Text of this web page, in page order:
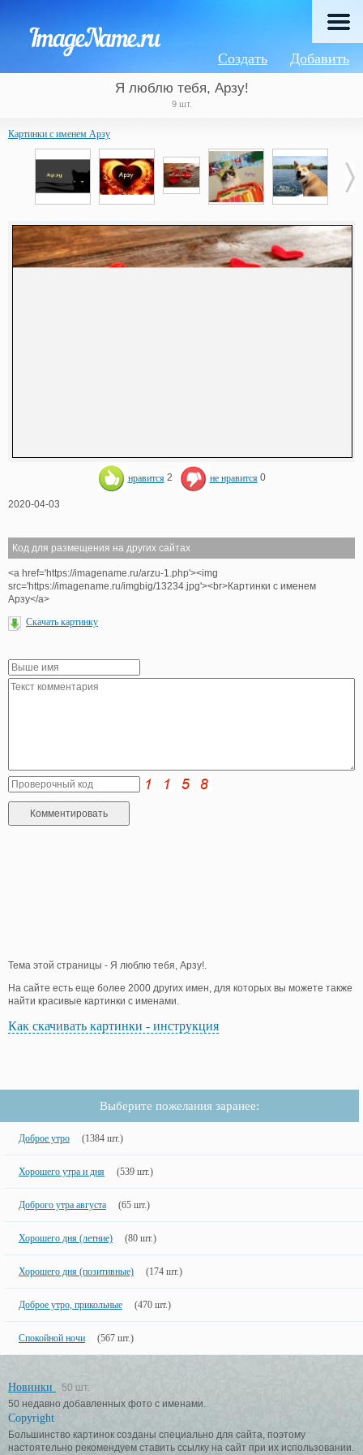
Добавить
Создать
Я люблю тебя, Арзу!
9 шт.
Картинки с именем Арзу
нравится 2 не нравится 0
2020-04-03
Код для размещения на других сайтах
<a href='https://imagename.ru/arzu-1.php'><img
src='https://imagename.ru/imgbig/13234.jpg'><br>Картинки с именем
Арзу</a>
Скачать картинку
Тема этой страницы - Я люблю тебя, Арзу!.
На сайте есть еще более 2000 других имен, для которых вы можете также
найти красивые картинки с именами.
Как скачивать картинки - инструкция
Выберите пожелания заранее:
Доброе утро (1384 шт.)
Хорошего утра и дня (539 шт.)
Доброго утра августа (65 шт.)
Хорошего дня (летние) (80 шт.)
Хорошего дня (позитивные) (174 шт.)
Доброе утро, прикольные (470 шт.)
Спокойной ночи (567 шт.)
Новинки
50 шт.
50 недавно добавленных фото с именами.
Copyright
Большинство картинок созданы специально для сайта, поэтому
настоятельно рекомендуем ставить ссылку на сайт при их использовании.